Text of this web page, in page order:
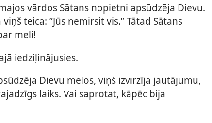
vārdos Sātans nopietni apsūdzēja Dievu.
teica: ”Jūs nemirsit vis.” Tātad Sātans
meli!
iedziļinājusies.
Dievu melos, viņš izvirzīja jautājumu,
laiks. Vai saprotat, kāpēc bija